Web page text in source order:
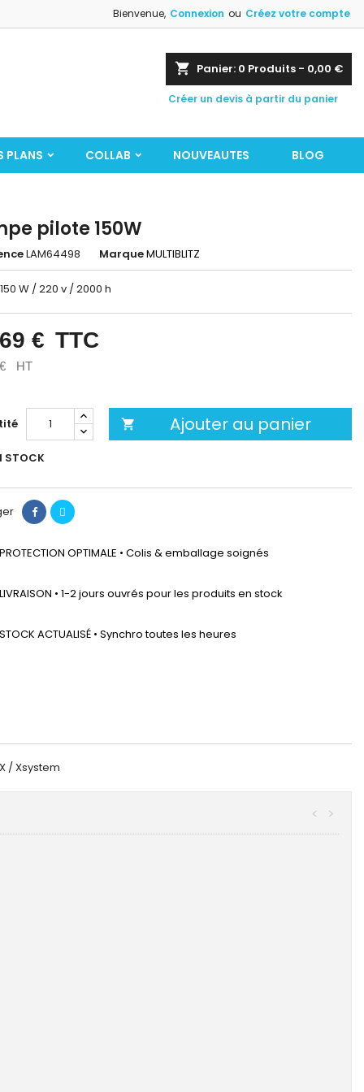
Bienvenue, Connexion ou Créez votre compte
shopping_cart Panier: 0 Produits - 0,00 €
Créer un devis à partir du panier
PLANS COLLAB NOUVEAUTES BLOG
pilote 150W
LAM64498 MarqueMULTIBLITZ
W / 220 v / 2000 h
€ TTC
HT
 Ajouter au panier
STOCK
PROTECTION OPTIMALE • Colis & emballage soignés
LIVRAISON • 1-2 jours ouvrés pour les produits en stock
STOCK ACTUALISÉ • Synchro toutes les heures
/ Xsystem
>
<